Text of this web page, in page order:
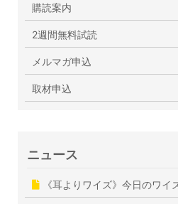
購読案内
2週間無料試読
メルマガ申込
取材申込
ニュース
《耳よりワイズ》今日のワ